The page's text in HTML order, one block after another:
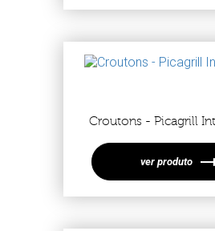
Croutons - Picagrill
ver produto